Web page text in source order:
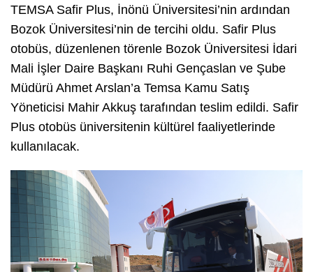
TEMSA Safir Plus, İnönü Üniversitesi’nin ardından
Bozok Üniversitesi’nin de tercihi oldu. Safir Plus
otobüs, düzenlenen törenle Bozok Üniversitesi İdari
Mali İşler Daire Başkanı Ruhi Gençaslan ve Şube
Müdürü Ahmet Arslan’a Temsa Kamu Satış
Yöneticisi Mahir Akkuş tarafından teslim edildi. Safir
Plus otobüs üniversitenin kültürel faaliyetlerinde
kullanılacak.